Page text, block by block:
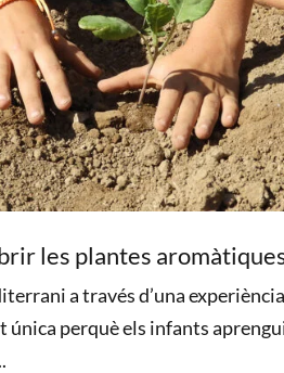
les plantes
a través d’una
perquè els infants